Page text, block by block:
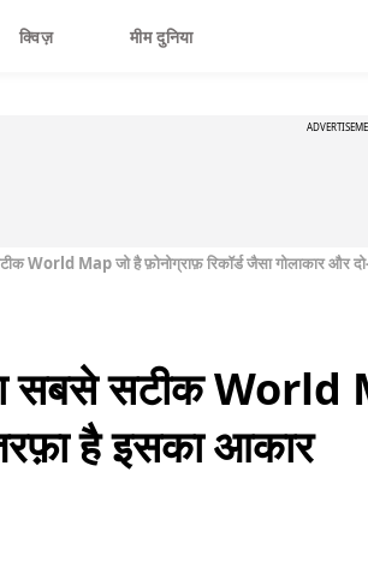
क्विज़ मीम दुनिया
World Map जो है फ़ोनोग्राफ़ रिकॉर्ड जैसा गोलाकार और
सटीक World
है इसका आकार